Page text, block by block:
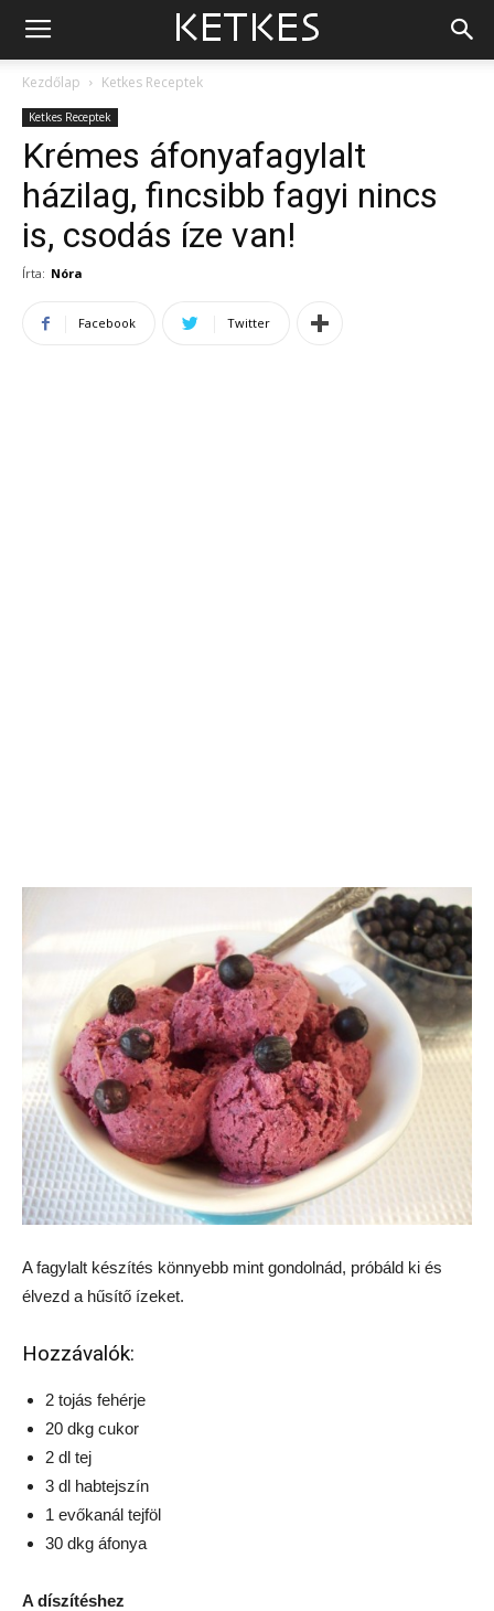
Kezdőlap Ketkes Receptek
Ketkes Receptek
Krémes áfonyafagylalt
házilag, fincsibb fagyi nincs
is, csodás íze van!
Írta: Nóra
Facebook Twitter
A fagylalt készítés könnyebb mint gondolnád, próbáld ki és
élvezd a hűsítő ízeket.
Hozzávalók:
2 tojás fehérje
20 dkg cukor
2 dl tej
3 dl habtejszín
1 evőkanál tejföl
30 dkg áfonya
A díszítéshez